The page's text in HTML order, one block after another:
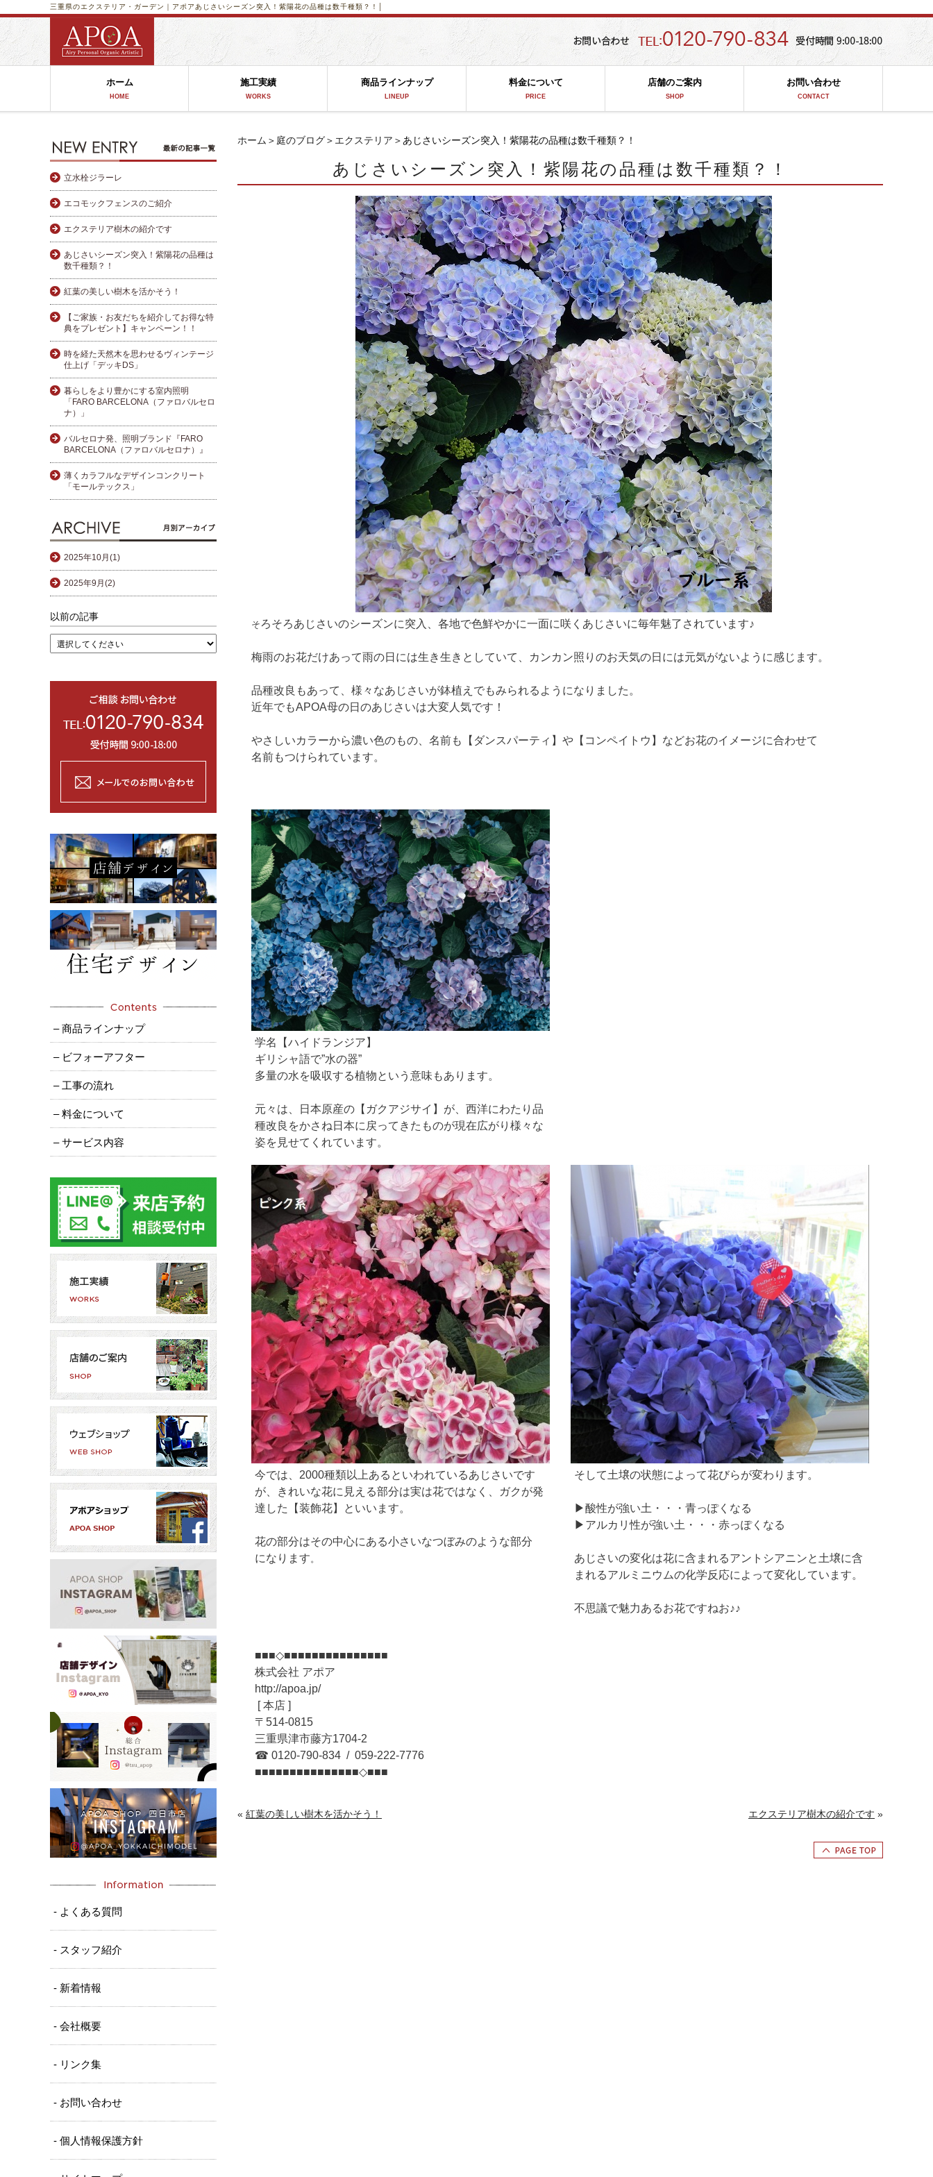
あじさいシーズン突入！紫陽花の品種は数千種類？！│
三重県のエクステリア・ガーデン｜アポア
ホーム
HOME
施工実績
WORKS
商品ラインナップ
LINEUP
料金について
PRICE
店舗のご案内
SHOP
お問い合わせ
CONTACT
ホーム ＞ 庭のブログ＞ エクステリア ＞あじさいシーズン突入！紫陽花の品種は数千種類？！
あじさいシーズン突入！紫陽花の品種は数千種類？！
そろそろあじさいのシーズンに突入、各地で色鮮やかに一面に咲くあじさいに毎年魅了されています♪
梅雨のお花だけあって雨の日には生き生きとしていて、カンカン照りのお天気の日には元気がないように感じます。
品種改良もあって、様々なあじさいが鉢植えでもみられるようになりました。
近年でもAPOA母の日のあじさいは大変人気です！
やさしいカラーから濃い色のもの、名前も【ダンスパーティ】や【コンペイトウ】などお花のイメージに合わせて
名前もつけられています。
学名【ハイドランジア】
ギリシャ語で”水の器”
多量の水を吸収する植物という意味もあります。
元々は、日本原産の【ガクアジサイ】が、西洋にわたり品
種改良をかさね日本に戻ってきたものが現在広がり様々な
姿を見せてくれています。
今では、2000種類以上あるといわれているあじさいです
が、きれいな花に見える部分は実は花ではなく、ガクが発
達した【装飾花】といいます。
花の部分はその中心にある小さいなつぼみのような部分
になります。
そして土壌の状態によって花びらが変わります。
▶酸性が強い土・・・青っぽくなる
▶アルカリ性が強い土・・・赤っぽくなる
あじさいの変化は花に含まれるアントシアニンと土壌に含
まれるアルミニウムの化学反応によって変化しています。
不思議で魅力あるお花ですねお♪♪
■■■◇■■■■■■■■■■■■■■■
株式会社 アポア
http://apoa.jp/
[ 本店 ]
〒514-0815
三重県津市藤方1704-2
☎ 0120-790-834 / 059-222-7776
■■■■■■■■■■■■■■■◇■■■
« 紅葉の美しい樹木を活かそう！ エクステリア樹木の紹介です »
立水栓ジラーレ
エコモックフェンスのご紹介
エクステリア樹木の紹介です
あじさいシーズン突入！紫陽花の品種は
数千種類？！
紅葉の美しい樹木を活かそう！
【ご家族・お友だちを紹介してお得な特
典をプレゼント】キャンペーン！！
時を経た天然木を思わせるヴィンテージ
仕上げ「デッキDS」
暮らしをより豊かにする室内照明
「FARO BARCELONA（ファロバルセロ
ナ）」
バルセロナ発、照明ブランド『FARO
BARCELONA（ファロバルセロナ）』
薄くカラフルなデザインコンクリート
「モールテックス」
2025年10月(1)
2025年9月(2)
以前の記事
– 商品ラインナップ
– ビフォーアフター
– 工事の流れ
– 料金について
– サービス内容
- よくある質問
- スタッフ紹介
- 新着情報
- 会社概要
- リンク集
- お問い合わせ
- 個人情報保護方針